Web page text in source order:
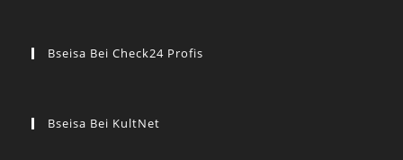
Bseisa Bei Check24 Profis
Bseisa Bei KultNet